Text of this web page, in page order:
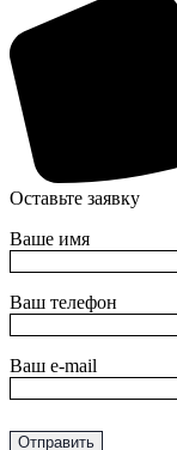
Оставьте заявку
Ваше имя
Ваш телефон
Ваш e-mail